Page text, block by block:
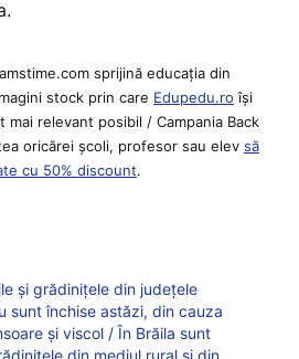
sprijină educaţia din
stock prin care Edupedu.ro îşi
relevant posibil / Campania Back
oricărei școli, profesor sau elev să
cu 50% discount.
și grădinițele din județele
sunt închise astăzi, din cauza
și viscol / În Brăila sunt
din mediul rural și din